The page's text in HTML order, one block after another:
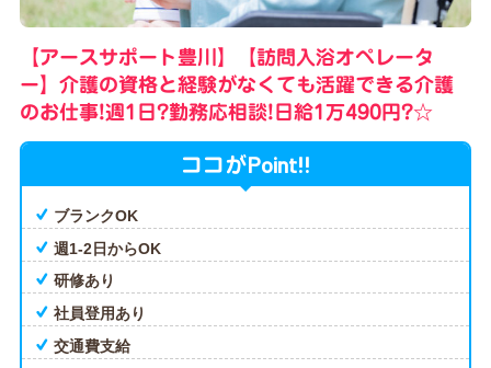
【アースサポート豊川】【訪問入浴オペレータ
ー】介護の資格と経験がなくても活躍できる介護
のお仕事!週1日?勤務応相談!日給1万490円?☆
ココがPoint!!
ブランクOK
週1-2日からOK
研修あり
社員登用あり
交通費支給